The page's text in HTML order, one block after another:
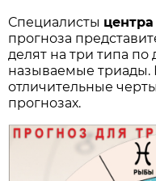
Специалисты
прогноза
делят на три типа по
называемые триады.
отличительные
прогнозах.